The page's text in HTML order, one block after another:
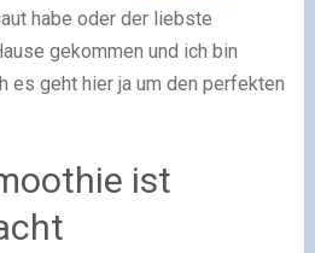
habe oder der liebste
gekommen und ich bin
es geht hier ja um den perfekten
ist